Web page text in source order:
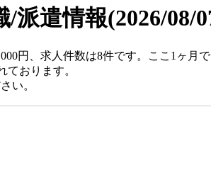
/派遣情報(2026/08/
円、求人件数は8件です。ここ1ヶ月
おります。
い。